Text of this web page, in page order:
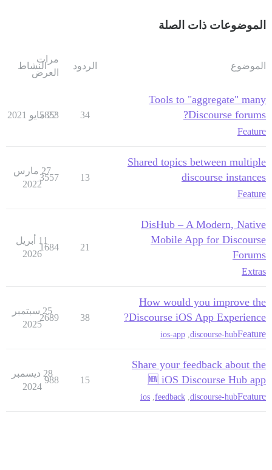
الموضوعات ذات الصلة
الموضوع الردود
مرات
العرض
النشاط
Tools to "aggregate" many
Discourse forums?
Feature
34
5853
22 مايو 2021
Shared topics between multiple
discourse instances
Feature
13
3557
27 مارس
2022
DisHub – A Modern, Native
Mobile App for Discourse
Forums
Extras
21
1684
11 أبريل
2026
How would you improve the
Discourse iOS App Experience?
Feature
discourse-hub
ios-app
38
2689
25 سبتمبر
2025
Share your feedback about the
🆕 iOS Discourse Hub app
Feature
discourse-hub
feedback
ios
15
988
28 ديسمبر
2024